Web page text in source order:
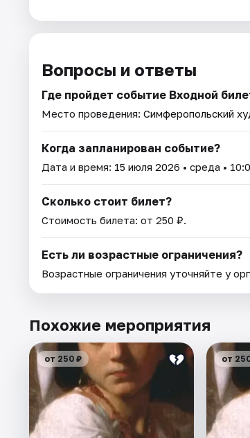
Вопросы и ответы
Где пройдет событие Входной
Место проведения: Симферопольский
Когда запланирован событие?
Дата и время: 15 июля 2026 • среда •
Сколько стоит билет?
Стоимость билета: от 250 ₽.
Есть ли возрастные ограничения?
Возрастные ограничения уточняйте у
Похожие мероприятия
от 250 ₽ от